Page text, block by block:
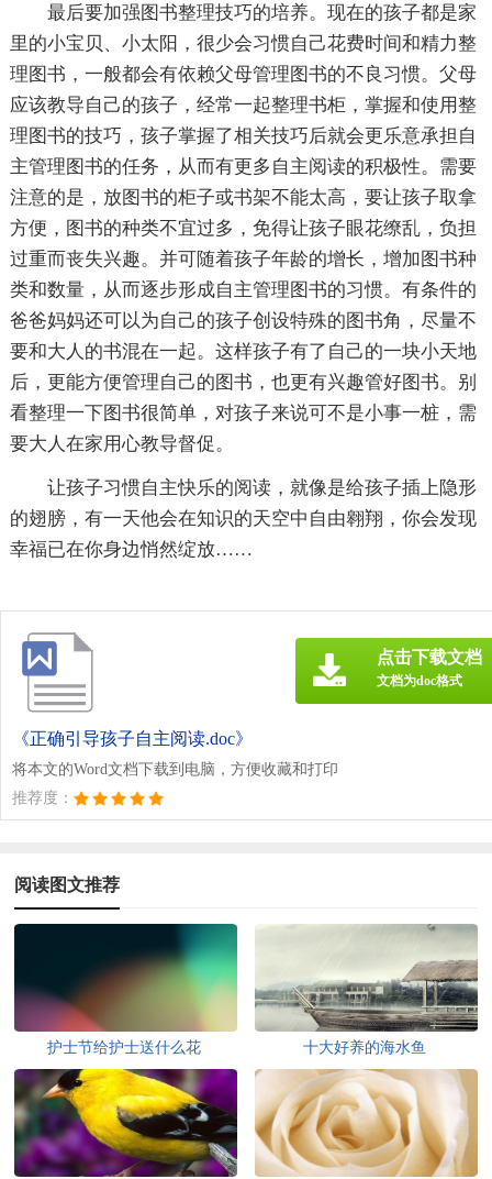
最后要加强图书整理技巧的培养。现在的孩子都是家
里的小宝贝、小太阳，很少会习惯自己花费时间和精力整
理图书，一般都会有依赖父母管理图书的不良习惯。父母
应该教导自己的孩子，经常一起整理书柜，掌握和使用整
理图书的技巧，孩子掌握了相关技巧后就会更乐意承担自
主管理图书的任务，从而有更多自主阅读的积极性。需要
注意的是，放图书的柜子或书架不能太高，要让孩子取拿
方便，图书的种类不宜过多，免得让孩子眼花缭乱，负担
过重而丧失兴趣。并可随着孩子年龄的增长，增加图书种
类和数量，从而逐步形成自主管理图书的习惯。有条件的
爸爸妈妈还可以为自己的孩子创设特殊的图书角，尽量不
要和大人的书混在一起。这样孩子有了自己的一块小天地
后，更能方便管理自己的图书，也更有兴趣管好图书。别
看整理一下图书很简单，对孩子来说可不是小事一桩，需
要大人在家用心教导督促。
让孩子习惯自主快乐的阅读，就像是给孩子插上隐形
的翅膀，有一天他会在知识的天空中自由翱翔，你会发现
幸福已在你身边悄然绽放……
《正确引导孩子自主阅读.doc》
将本文的Word文档下载到电脑，方便收藏和打印
推荐度：
点击下载文档
文档为doc格式
阅读图文推荐
护士节给护士送什么花 十大好养的海水鱼